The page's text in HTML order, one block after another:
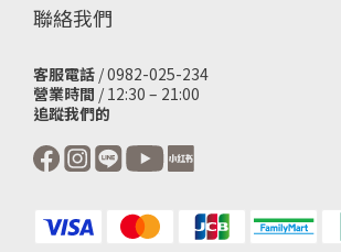
聯絡我們
客服電話 / 0982-025-234
營業時間 / 12:30 – 21:00
追蹤我們的